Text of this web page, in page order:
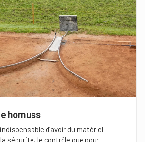
hornuss
d’avoir du matériel
sécurité, le contrôle que pour